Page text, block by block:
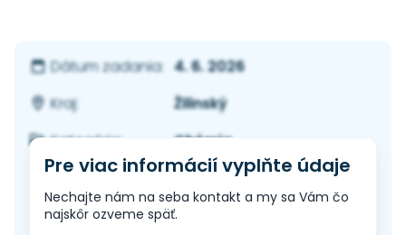
Dátum zadania: 4. 6. 2026
Kraj:
Žilinský
Kategória:
Chémia
Pre viac informácií vyplňte údaje
Nechajte nám na seba kontakt a my sa Vám čo
najskôr ozveme späť.